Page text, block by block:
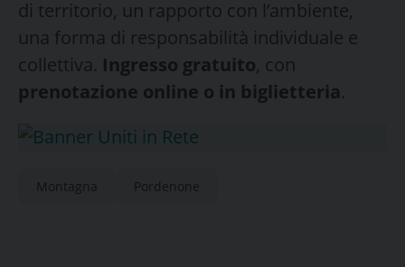
di territorio, un rapporto con l’ambiente,
una forma di responsabilità individuale e
collettiva. Ingresso gratuito, con
prenotazione online o in biglietteria.
Montagna Pordenone